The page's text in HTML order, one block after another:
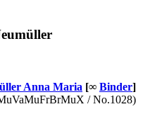
Anna Maria [∞ Binder]
/ No.1028)